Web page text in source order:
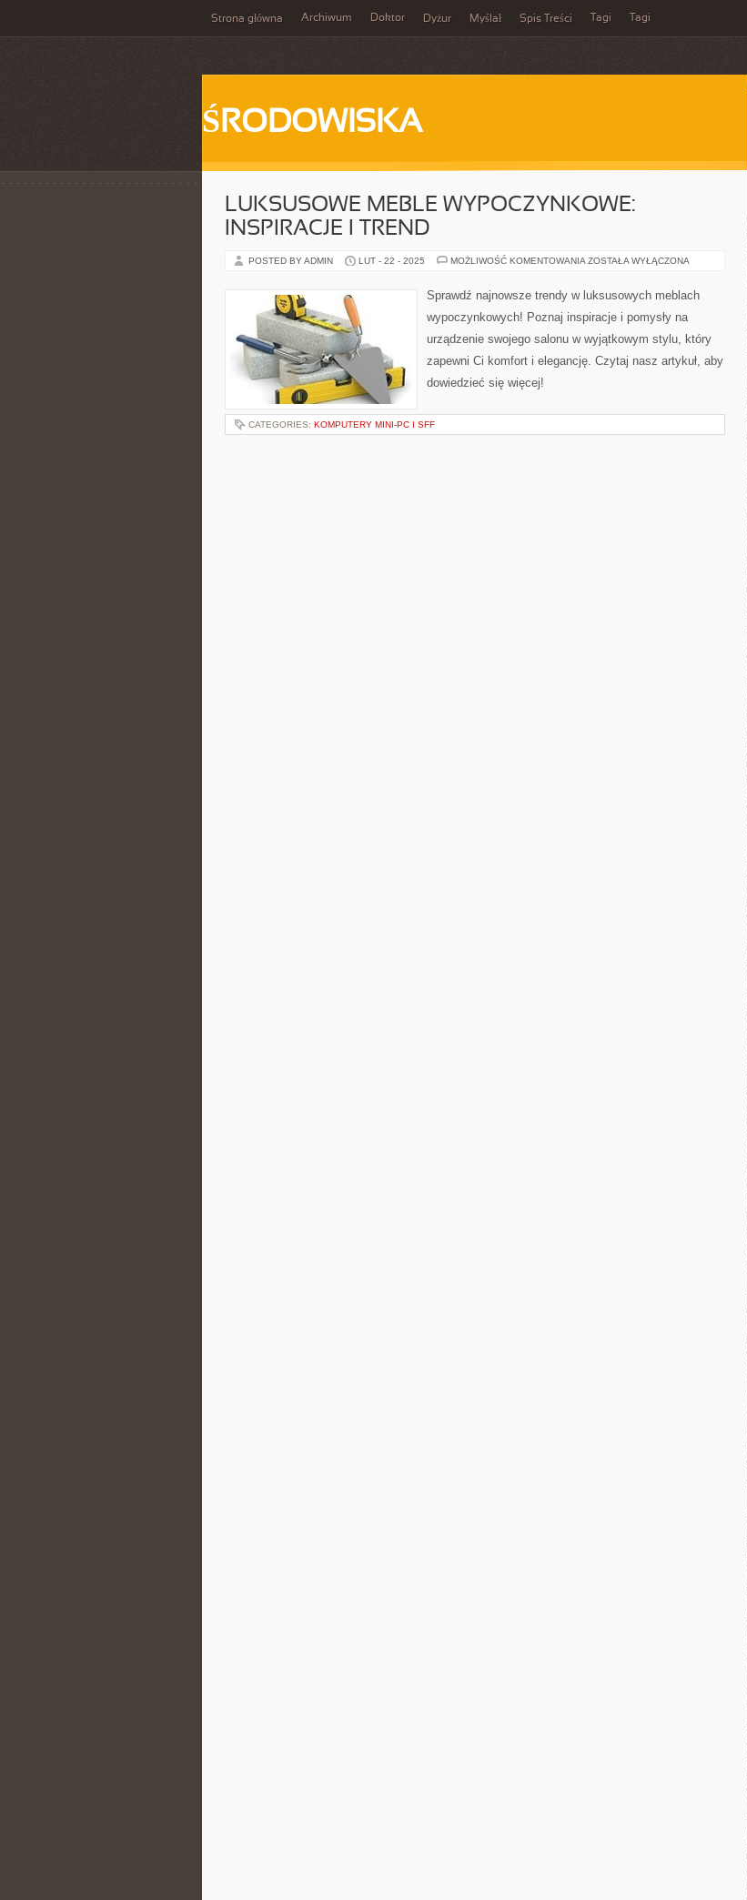
Strona główna Archiwum Doktor Dyżur Myślał Spis Treści Tagi Tagi
ŚRODOWISKA
LUKSUSOWE MEBLE WYPOCZYNKOWE:
INSPIRACJE I TREND
POSTED BY ADMIN LUT - 22 - 2025 MOŻLIWOŚĆ KOMENTOWANIA LUKSUSOWE
INSPIRACJE
I
ZOSTAŁA WYŁĄCZONA
Sprawdź najnowsze trendy w luksusowych meblach
wypoczynkowych! Poznaj inspiracje i pomysły na
urządzenie swojego salonu w wyjątkowym stylu, który
zapewni Ci komfort i elegancję. Czytaj nasz artykuł, aby
dowiedzieć się więcej!
CATEGORIES: KOMPUTERY MINI-PC I SFF